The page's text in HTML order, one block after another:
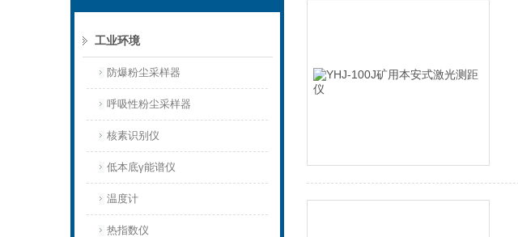
工业环境
防爆粉尘采样器
呼吸性粉尘采样器
核素识别仪
低本底γ能谱仪
温度计
热指数仪